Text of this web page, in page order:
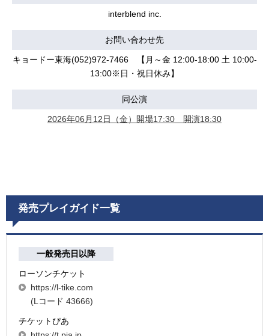
interblend inc.
お問い合わせ先
キョードー東海(052)972-7466 【月～金 12:00-18:00 土 10:00-
13:00※日・祝日休み】
同公演
2026年06月12日（金）開場17:30 開演18:30
発売プレイガイド一覧
一般発売日以降
ローソンチケット
https://l-tike.com
(Lコード 43666)
チケットぴあ